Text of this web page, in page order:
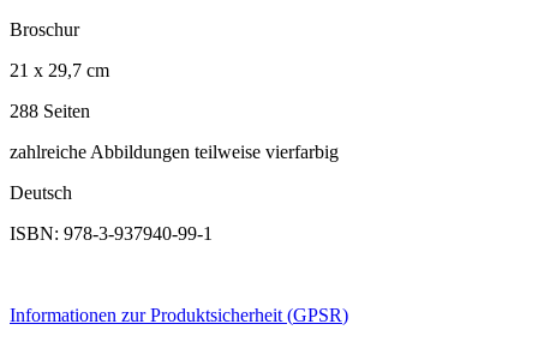
Broschur
21 x 29,7 cm
288 Seiten
zahlreiche Abbildungen teilweise vierfarbig
Deutsch
ISBN: 978-3-937940-99-1
Informationen zur Produktsicherheit (GPSR)